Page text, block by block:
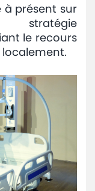
à présent sur
stratégie
le recours